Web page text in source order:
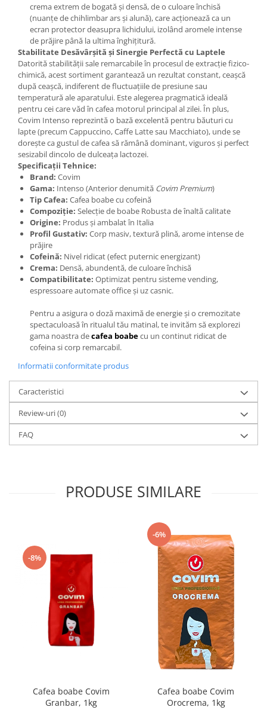
crema extrem de bogată și densă, de o culoare închisă
(nuanțe de chihlimbar ars și alună), care acționează ca un
ecran protector deasupra lichidului, izolând aromele intense
de prăjire până la ultima înghițitură.
Stabilitate Desăvârșită și Sinergie Perfectă cu Laptele
Datorită stabilității sale remarcabile în procesul de extracție fizico-
chimică, acest sortiment garantează un rezultat constant, ceașcă
după ceașcă, indiferent de fluctuațiile de presiune sau
temperatură ale aparatului. Este alegerea pragmatică ideală
pentru cei care văd în cafea motorul principal al zilei. În plus,
Covim Intenso reprezintă o bază excelentă pentru băuturi cu
lapte (precum Cappuccino, Caffe Latte sau Macchiato), unde se
dorește ca gustul de cafea să rămână dominant, viguros și perfect
sesizabil dincolo de dulceața lactozei.
Specificații Tehnice:
Brand: Covim
Gama: Intenso (Anterior denumită Covim Premium)
Tip Cafea: Cafea boabe cu cofeină
Compoziție: Selecție de boabe Robusta de înaltă calitate
Origine: Produs și ambalat în Italia
Profil Gustativ: Corp masiv, textură plină, arome intense de
prăjire
Cofeină: Nivel ridicat (efect puternic energizant)
Crema: Densă, abundentă, de culoare închisă
Compatibilitate: Optimizat pentru sisteme vending,
espressoare automate office și uz casnic.
Pentru a asigura o doză maximă de energie și o cremozitate
spectaculoasă în ritualul tău matinal, te invităm să explorezi
gama noastra decafea boabecu un continut ridicat de
cofeina si corp remarcabil.
Informatii conformitate produs
Caracteristici
Review-uri(0)
FAQ
PRODUSE SIMILARE
-8%
Cafea boabe Covim
Granbar, 1kg
-6%
Cafea boabe Covim
Orocrema, 1kg